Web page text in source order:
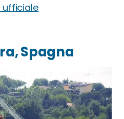
ufficiale
Spagna